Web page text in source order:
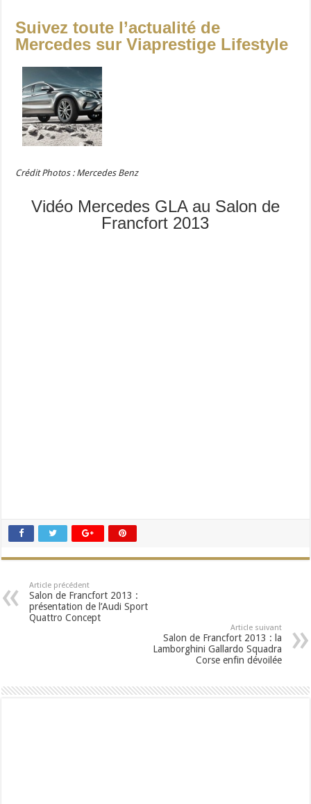
Suivez toute l’actualité de
Mercedes sur Viaprestige Lifestyle
Crédit Photos : Mercedes Benz
Vidéo Mercedes GLA au Salon de
Francfort 2013
Article précédent
Salon de Francfort 2013 :
présentation de l’Audi Sport
Quattro Concept
Article suivant
Salon de Francfort 2013 : la
Lamborghini Gallardo Squadra
Corse enfin dévoilée